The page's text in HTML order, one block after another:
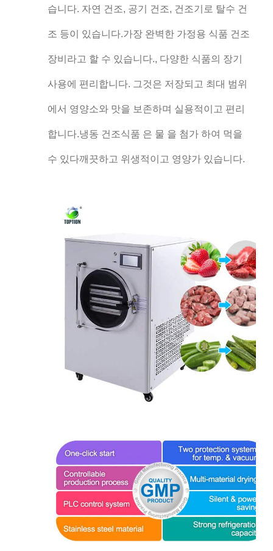
습니다. 자연 건조, 공기 건조, 건조기로 탈수 건
조 등이 있습니다.가장 완벽한 가정용 식품 건조
장비라고 할 수 있습니다., 다양한 식품의 장기
사용에 편리합니다. 그것은 저장되고 최대 범위
에서 영양소와 맛을 보존하며 실용적이고 편리
합니다.냉동 건조식품 은 물 을 첨가 하여 먹을
수 있다깨끗하고 위생적이고 영양가 있습니다.